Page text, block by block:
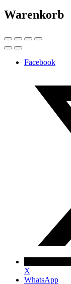
Warenkorb
Facebook
X
WhatsApp